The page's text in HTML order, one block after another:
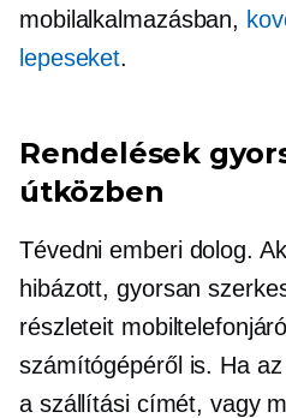
mobilalkalmazásban,
lepeseket.
Rendelések
útközben
Tévedni emberi dolog.
hibázott, gyorsan
részleteit
számítógépéről is. Ha
a szállítási címét, vagy